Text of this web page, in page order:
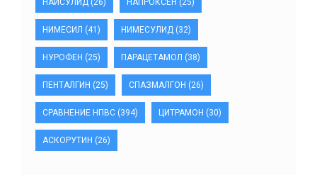
НАЙСУЛИД (26) НАПРОКСЕН (25)
НИМЕСИЛ (41) НИМЕСУЛИД (32)
НУРОФЕН (25) ПАРАЦЕТАМОЛ (38)
ПЕНТАЛГИН (25) СПАЗМАЛГОН (26)
СРАВНЕНИЕ НПВС (394) ЦИТРАМОН (30)
АСКОРУТИН (26)